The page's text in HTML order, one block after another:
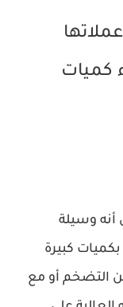
كميات
أنه وسيلة
كبيرة
التضخم أو مع